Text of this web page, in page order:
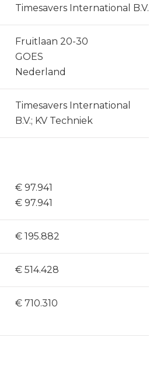
Timesavers International B.V.
Fruitlaan 20-30
GOES
Nederland
Timesavers International
B.V.; KV Techniek
€ 97.941
€ 97.941
€ 195.882
€ 514.428
€ 710.310